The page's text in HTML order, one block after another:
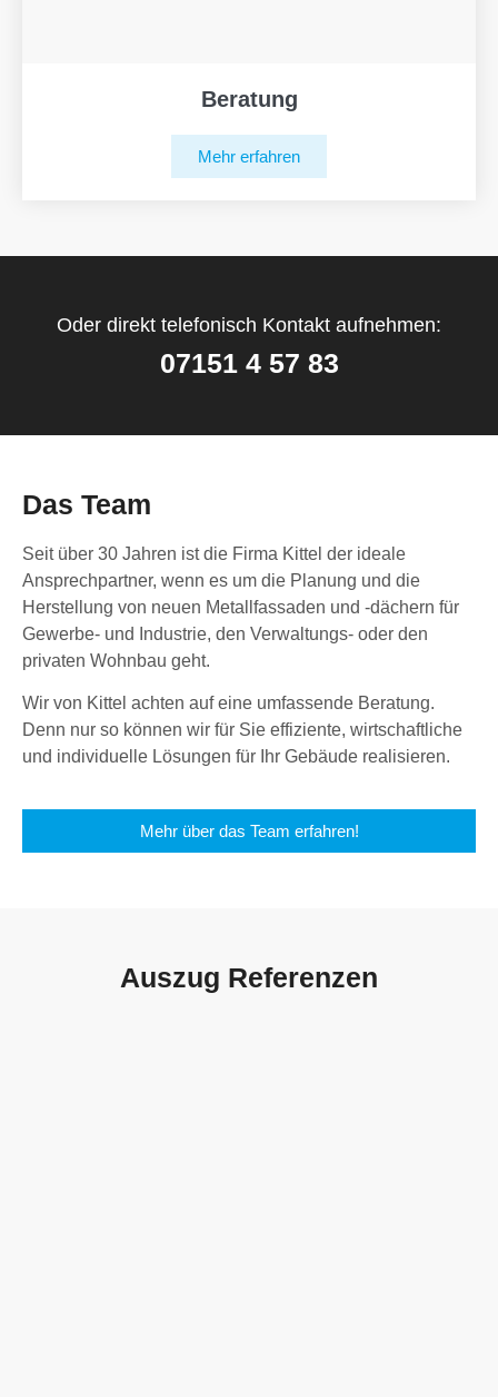
Beratung
Mehr erfahren
Oder direkt telefonisch Kontakt aufnehmen:
07151 4 57 83
Das Team
Seit über 30 Jahren ist die Firma Kittel der ideale
Ansprechpartner, wenn es um die Planung und die
Herstellung von neuen Metallfassaden und -dächern für
Gewerbe- und Industrie, den Verwaltungs- oder den
privaten Wohnbau geht.
Wir von Kittel achten auf eine umfassende Beratung.
Denn nur so können wir für Sie effiziente, wirtschaftliche
und individuelle Lösungen für Ihr Gebäude realisieren.
Mehr über das Team erfahren!
Auszug Referenzen